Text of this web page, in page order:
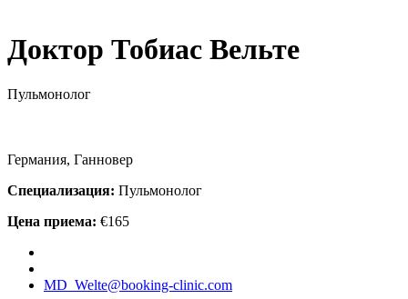
Доктор Тобиас Вельте
Пульмонолог
Германия, Ганновер
Специализация: Пульмонолог
Цена приема: €165
MD_Welte@booking-clinic.com